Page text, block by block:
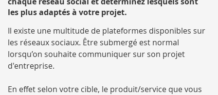
les plus adaptés à votre projet.
Il existe une multitude de plateformes disponibles sur
les réseaux sociaux. Être submergé est normal
lorsqu’on souhaite communiquer sur son projet
d'entreprise.
En effet selon votre cible, le produit/service que vous